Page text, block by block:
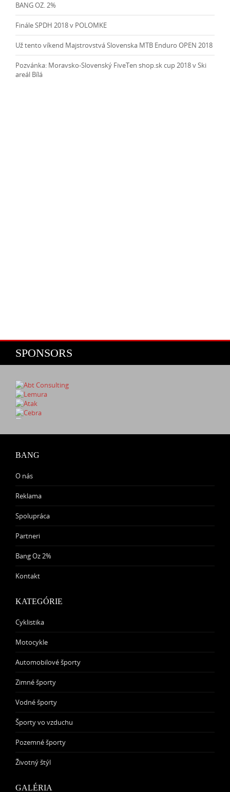
BANG OZ. 2%
Finále SPDH 2018 v POLOMKE
Už tento víkend Majstrovstvá Slovenska MTB Enduro OPEN 2018
Pozvánka: Moravsko-Slovenský FiveTen shop.sk cup 2018 v Ski
areál Bílá
SPONSORS
BANG
O nás
Reklama
Spolupráca
Partneri
Bang Oz 2%
Kontakt
KATEGÓRIE
Cyklistika
Motocykle
Automobilové športy
Zimné športy
Vodné športy
Športy vo vzduchu
Pozemné športy
Životný štýl
GALÉRIA